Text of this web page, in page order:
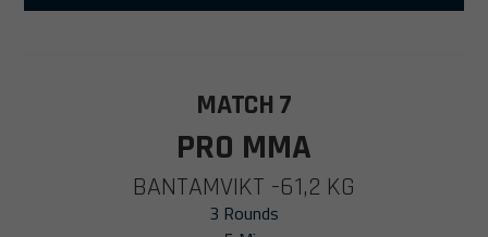
MATCH 7
PRO MMA
BANTAMVIKT -61,2 KG
3 Rounds